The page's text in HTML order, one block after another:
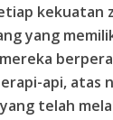
kekuatan
yang
api, atas
telah